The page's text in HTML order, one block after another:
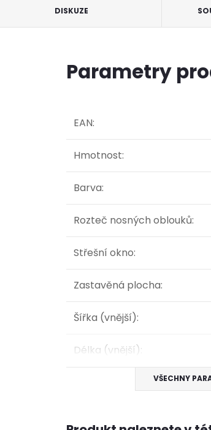
DISKUZE
Parametry
EAN:
Hmotnost:
Barva:
Rozteč nosných oblouků:
Střešní okno:
Zastavěná plocha:
Šířka (vnější):
Délka (vnější):
VŠECHNY